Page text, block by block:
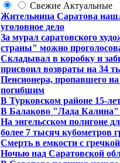
Свежие Актуальные
Жительница Саратова
уголовное дело
За мурал саратовского
страны" можно
Складывал в коробку и
присвоил возвраты на 34
Пенсионера, пропавшего
погибшим
В Турковском районе 15-
В Балаково "Лада Калина"
На энгельсском полигоне
более 7 тысяч кубометров
Смерть в емкости с
Ночью над Саратовской